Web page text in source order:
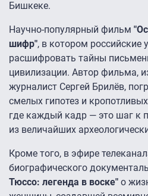
Бишкеке.
Научно-популярный фильм
шифр", в котором российские
расшифровать тайны
цивилизации. Автор фильма,
журналист Сергей Брилёв,
смелых гипотез и
где каждый кадр — это шаг к
из величайших
Кроме того, в эфире
биографического
Тюссо: легенда в воске" о